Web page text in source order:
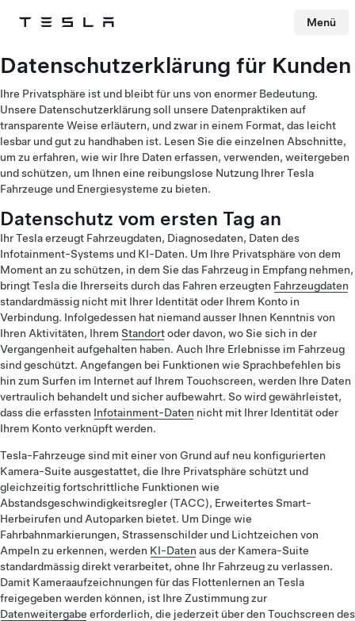
Tesla Menü
Datenschutzerklärung für Kunden
Ihre Privatsphäre ist und bleibt für uns von enormer Bedeutung.
Unsere Datenschutzerklärung soll unsere Datenpraktiken auf
transparente Weise erläutern, und zwar in einem Format, das leicht
lesbar und gut zu handhaben ist. Lesen Sie die einzelnen Abschnitte,
um zu erfahren, wie wir Ihre Daten erfassen, verwenden, weitergeben
und schützen, um Ihnen eine reibungslose Nutzung Ihrer Tesla
Fahrzeuge und Energiesysteme zu bieten.
Datenschutz vom ersten Tag an
Ihr Tesla erzeugt Fahrzeugdaten, Diagnosedaten, Daten des
Infotainment-Systems und KI-Daten. Um Ihre Privatsphäre von dem
Moment an zu schützen, in dem Sie das Fahrzeug in Empfang nehmen,
bringt Tesla die Ihrerseits durch das Fahren erzeugten Fahrzeugdaten
standardmässig nicht mit Ihrer Identität oder Ihrem Konto in
Verbindung. Infolgedessen hat niemand ausser Ihnen Kenntnis von
Ihren Aktivitäten, Ihrem Standortoder davon, wo Sie sich in der
Vergangenheit aufgehalten haben. Auch Ihre Erlebnisse im Fahrzeug
sind geschützt. Angefangen bei Funktionen wie Sprachbefehlen bis
hin zum Surfen im Internet auf Ihrem Touchscreen, werden Ihre Daten
vertraulich behandelt und sicher aufbewahrt. So wird gewährleistet,
dass die erfassten Infotainment-Daten nicht mit Ihrer Identität oder
Ihrem Konto verknüpft werden.
Tesla-Fahrzeuge sind mit einer von Grund auf neu konfigurierten
Kamera-Suite ausgestattet, die Ihre Privatsphäre schützt und
gleichzeitig fortschrittliche Funktionen wie
Abstandsgeschwindigkeitsregler (TACC), Erweitertes Smart-
Herbeirufen und Autoparken bietet. Um Dinge wie
Fahrbahnmarkierungen, Strassenschilder und Lichtzeichen von
Ampeln zu erkennen, werden KI-Daten aus der Kamera-Suite
standardmässig direkt verarbeitet, ohne Ihr Fahrzeug zu verlassen.
Damit Kameraaufzeichnungen für das Flottenlernen an Tesla
freigegeben werden können, ist Ihre Zustimmung zur
Datenweitergabe erforderlich, die jederzeit über den Touchscreen des